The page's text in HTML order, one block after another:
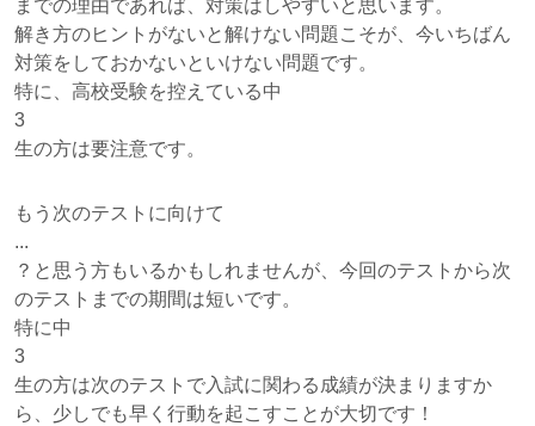
までの理由であれば、対策はしやすいと思います。
解き方のヒントがないと解けない問題こそが、今いちばん
対策をしておかないといけない問題です。
特に、高校受験を控えている中
3
生の方は要注意です。
もう次のテストに向けて
...
？と思う方もいるかもしれませんが、今回のテストから次
のテストまでの期間は短いです。
特に中
3
生の方は次のテストで入試に関わる成績が決まりますか
ら、少しでも早く行動を起こすことが大切です！